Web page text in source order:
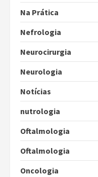
Na Prática
Nefrologia
Neurocirurgia
Neurologia
Notícias
nutrologia
Oftalmologia
Oftalmologia
Oncologia